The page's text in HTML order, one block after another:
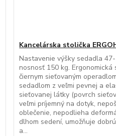
Kancelárska stolička
Nastavenie výšky sedadla
nosnosť 150 kg. Ergonomická
čiernym sieťovaným
sedadlom z veľmi pevnej a
sieťovanej látky (povrch
veľmi príjemný na dotyk,
oblečenie, nepodlieha
dlhom sedení, umožňuje
a...